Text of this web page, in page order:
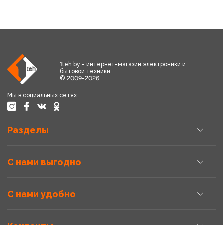
1teh.by - интернет-магазин электроники и
бытовой техники
© 2009-2026
Мы в социальных сетях
Разделы
С нами выгодно
С нами удобно